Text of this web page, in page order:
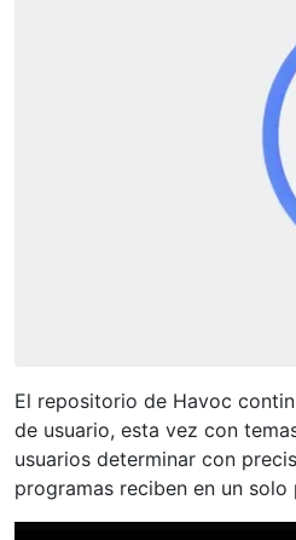
El repositorio de Havoc
de usuario, esta vez con
usuarios determinar con
programas reciben en un solo